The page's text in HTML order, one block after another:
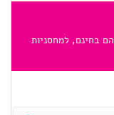
בחינם, למחסניות